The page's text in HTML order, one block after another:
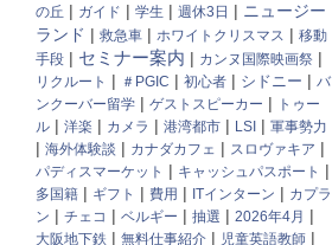
の丘 | ガイド | 学生 | 週休3日 | ニュージー
ランド | 救急車 | ホワイトクリスマス | 移動
手段 | セミナー案内 | カンヌ国際映画祭 |
リクルート | ＃PGIC | 初心者 | シドニー | バ
ンクーバー留学 | ゲストスピーカー |
トゥー
ル | 洋楽 | カメラ | 港湾都市 | LSI | 軍事勢力
| 海外体験談 | カナダカフェ | スロヴァキア |
パディスマーケット | キャッシュパスポート |
多国籍 | ギフト | 費用 | ITインターン | カプラ
ン | チェコ | ベルギー | 抽選 | 2026年4月 |
大阪地下鉄 | 無料仕事紹介 | 児童英語教師 |